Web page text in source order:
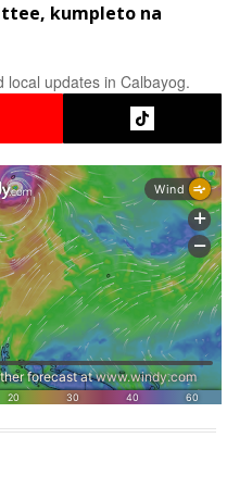
kumpleto na
updates in Calbayog.